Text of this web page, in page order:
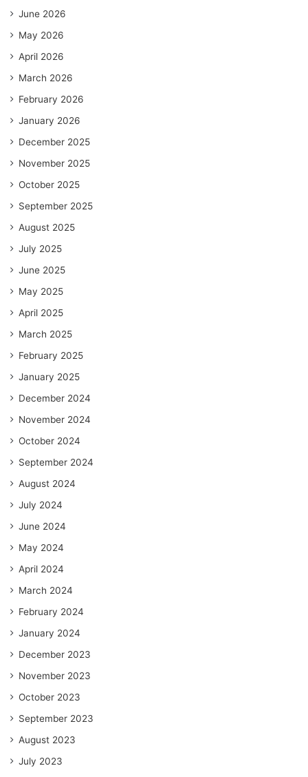
June 2026
May 2026
April 2026
March 2026
February 2026
January 2026
December 2025
November 2025
October 2025
September 2025
August 2025
July 2025
June 2025
May 2025
April 2025
March 2025
February 2025
January 2025
December 2024
November 2024
October 2024
September 2024
August 2024
July 2024
June 2024
May 2024
April 2024
March 2024
February 2024
January 2024
December 2023
November 2023
October 2023
September 2023
August 2023
July 2023